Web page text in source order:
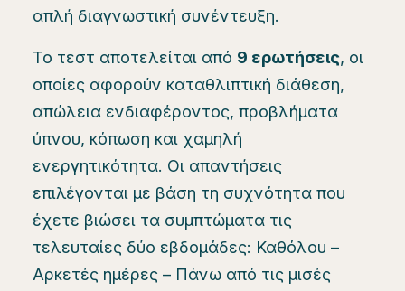
απλή διαγνωστική συνέντευξη.
Το τεστ αποτελείται από 9 ερωτήσεις, οι
οποίες αφορούν καταθλιπτική διάθεση,
απώλεια ενδιαφέροντος, προβλήματα
ύπνου, κόπωση και χαμηλή
ενεργητικότητα. Οι απαντήσεις
επιλέγονται με βάση τη συχνότητα που
έχετε βιώσει τα συμπτώματα τις
τελευταίες δύο εβδομάδες: Καθόλου –
Αρκετές ημέρες – Πάνω από τις μισές